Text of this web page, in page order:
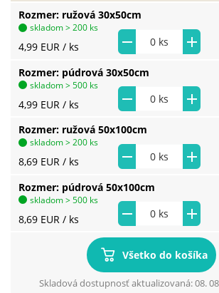
Rozmer ružová 30x50cm
4,99 EUR / ks
skladom > 200 ks
Rozmer púdrová 30x50cm
4,99 EUR / ks
skladom > 500 ks
Rozmer ružová 50x100cm
8,69 EUR / ks
skladom > 200 ks
Rozmer púdrová 50x100cm
8,69 EUR / ks
skladom > 500 ks
Všetko do košíka
Skladová dostupnosť aktualizovaná: 08.